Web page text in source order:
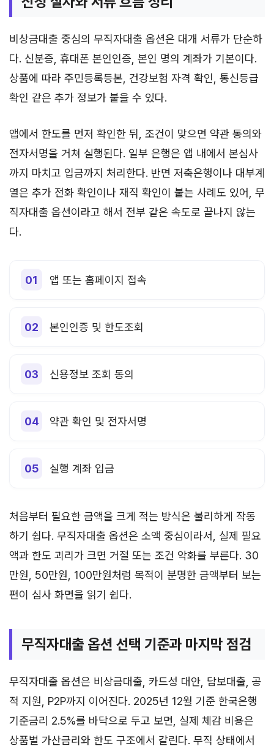
비상금대출 중심의 무직자대출 옵션은 대개 서류가 단순하
다. 신분증, 휴대폰 본인인증, 본인 명의 계좌가 기본이다.
상품에 따라 주민등록등본, 건강보험 자격 확인, 통신등급
확인 같은 추가 정보가 붙을 수 있다.
앱에서 한도를 먼저 확인한 뒤, 조건이 맞으면 약관 동의와
전자서명을 거쳐 실행된다. 일부 은행은 앱 내에서 본심사
까지 마치고 입금까지 처리한다. 반면 저축은행이나 대부계
열은 추가 전화 확인이나 재직 확인이 붙는 사례도 있어, 무
직자대출 옵션이라고 해서 전부 같은 속도로 끝나지 않는
다.
앱 또는 홈페이지 접속
본인인증 및 한도조회
신용정보 조회 동의
약관 확인 및 전자서명
실행 계좌 입금
처음부터 필요한 금액을 크게 적는 방식은 불리하게 작동
하기 쉽다. 무직자대출 옵션은 소액 중심이라서, 실제 필요
액과 한도 괴리가 크면 거절 또는 조건 악화를 부른다. 30
만원, 50만원, 100만원처럼 목적이 분명한 금액부터 보는
편이 심사 화면을 읽기 쉽다.
무직자대출 옵션 선택 기준과 마지막 점검
무직자대출 옵션은 비상금대출, 카드성 대안, 담보대출, 공
적 지원, P2P까지 이어진다. 2025년 12월 기준 한국은행
기준금리 2.5%를 바닥으로 두고 보면, 실제 체감 비용은
상품별 가산금리와 한도 구조에서 갈린다. 무직 상태에서